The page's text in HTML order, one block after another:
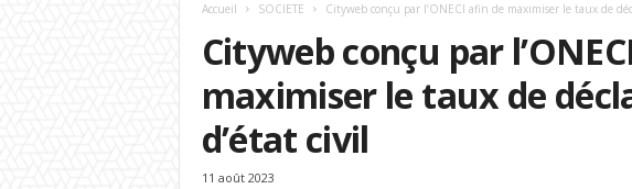
Accueil SOCIETE Cityweb conçu par l’ONECI afin de maximiser le taux de
Cityweb conçu par
maximiser le taux de
d’état civil
11 août 2023